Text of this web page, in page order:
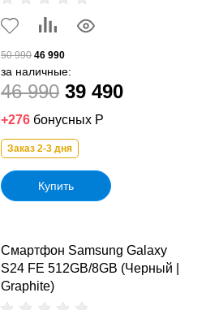
50 990 46 990
за наличные:
46 990 39 490
+276 бонусных Р
Заказ 2-3 дня
Купить
Смартфон Samsung Galaxy
S24 FE 512GB/8GB (Черный |
Graphite)